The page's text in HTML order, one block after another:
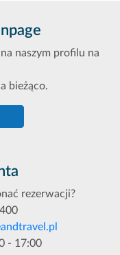
naszym profilu na
bieżąco.
rezerwacji?
- 17:00